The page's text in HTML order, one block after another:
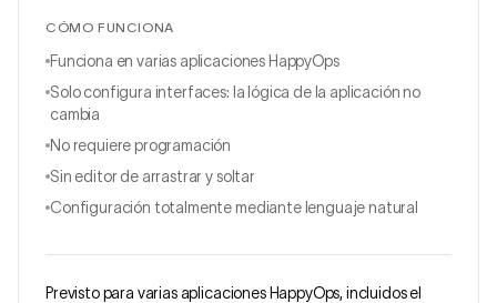
CÓMO FUNCIONA
Funciona en varias aplicaciones HappyOps
Solo configura interfaces: la lógica de la aplicación no
cambia
No requiere programación
Sin editor de arrastrar y soltar
Configuración totalmente mediante lenguaje natural
Previsto para varias aplicaciones HappyOps, incluidos el